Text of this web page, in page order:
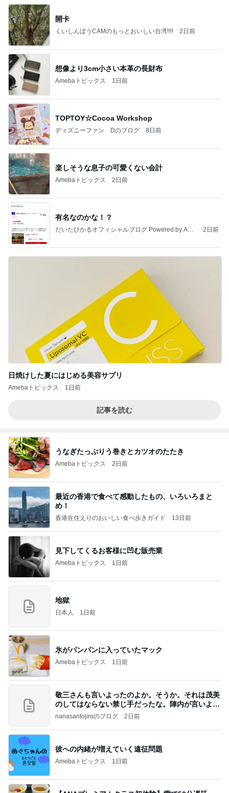
開卡
くいしんぼうCAMのもっとおいしい台湾!!!! 2日前
想像より3cm小さい本革の長財布
Amebaトピックス 1日前
TOPTOY☆Cocoa Workshop
ディズニーファン Dのブログ 8日前
楽しそうな息子の可愛くない会計
Amebaトピックス 2日前
有名なのかな！？
だいたひかるオフィシャルブログ Powered by Ame
2日前
日焼けした夏にはじめる美容サプリ
Amebaトピックス 1日前
記事を読む
うなぎたっぷりう巻きとカツオのたたき
Amebaトピックス 2日前
最近の香港で食べて感動したもの、いろいろまと
め！
香港在住えりのおいしい食べ歩きガイド 13日前
見下してくるお客様に凹む販売業
Amebaトピックス 1日前
地獄
日本人 1日前
氷がパンパンに入っていたマック
Amebaトピックス 1日前
敬三さんも言いよったのよか。そうか。それは茂美
のしてはならない禁じ手だったな。陣内が言いよる
のよ
nanasantojiroのブログ 2日前
彼への内緒が増えていく遠征問題
Amebaトピックス 1日前